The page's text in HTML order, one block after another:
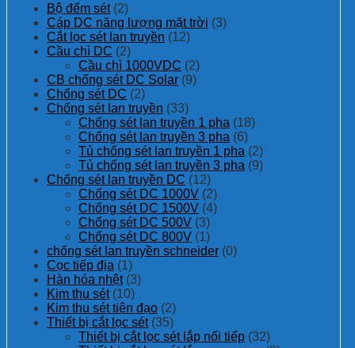
Bộ đếm sét (2)
Cáp DC năng lượng mặt trời (3)
Cắt lọc sét lan truyền (12)
Cầu chì DC (2)
Cầu chì 1000VDC (2)
CB chống sét DC Solar (9)
Chống sét DC (2)
Chống sét lan truyền (33)
Chống sét lan truyền 1 pha (18)
Chống sét lan truyền 3 pha (6)
Tủ chống sét lan truyền 1 pha (2)
Tủ chống sét lan truyền 3 pha (9)
Chống sét lan truyền DC (12)
Chống sét DC 1000V (2)
Chống sét DC 1500V (4)
Chống sét DC 500V (3)
Chống sét DC 800V (1)
chống sét lan truyền schneider (0)
Cọc tiếp địa (1)
Hàn hóa nhệt (3)
Kim thu sét (10)
Kim thu sét tiên đạo (2)
Thiết bị cắt lọc sét (35)
Thiết bị cắt lọc sét lắp nối tiếp (32)